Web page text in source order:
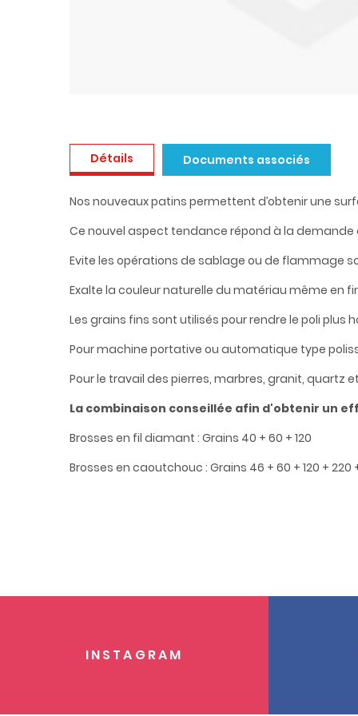
Détails
Nos nouveaux patins permettent d’obtenir une
Ce nouvel aspect tendance répond à la demande
Evite les opérations de sablage ou de flammage
Exalte la couleur naturelle du matériau même en
Les grains fins sont utilisés pour rendre le poli plus
Pour machine portative ou automatique type
Pour le travail des pierres, marbres, granit, quartz
La combinaison conseillée afin d'obtenir un
Brosses en fil diamant : Grains 40 + 60 + 120
Brosses en caoutchouc : Grains 46 + 60 + 120 + 220
Documents associés
INSTAGRAM